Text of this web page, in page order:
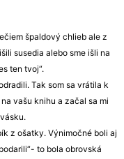
špaldový chlieb ale z
susedia alebo sme išli na
ten tvoj“.
Tak som sa vrátila k
vašu knihu a začal sa mi
z ošatky. Výnimočné boli aj
to bola obrovská